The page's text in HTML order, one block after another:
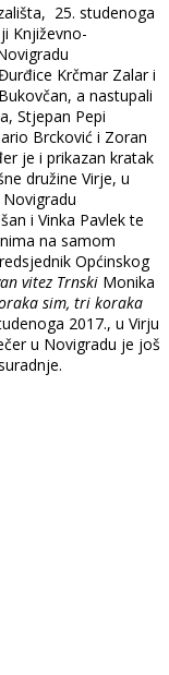
25. studenoga
Književno-
Krčmar Zalar i
a nastupali
Stjepan Pepi
Brcković i Zoran
je i prikazan kratak
družine Virje, u
i Vinka Pavlek te
na samom
Općinskog
vitez Trnski Monika
sim, tri koraka
2017., u Virju
u Novigradu je još